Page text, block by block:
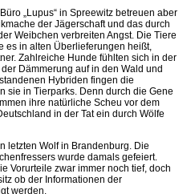
„Lupus“ in Spreewitz betreuen aber
der Jägerschaft und das durch
Weibchen verbreiten Angst. Die Tiere
es in alten Überlieferungen heißt,
Zahlreiche Hunde fühlten sich in der
Dämmerung auf in den Wald und
Hybriden fingen die
sie in Tierparks. Denn durch die Gene
ihre natürliche Scheu vor dem
in der Tat ein durch Wölfe
letzten Wolf in Brandenburg. Die
wurde damals gefeiert.
Vorurteile zwar immer noch tief, doch
ob der Informationen der
werden.